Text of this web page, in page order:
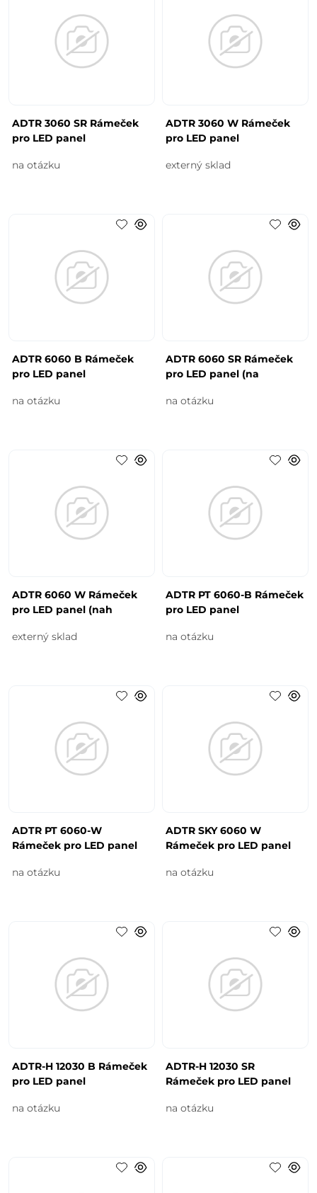
ADTR 3060 SR Rámeček
pro LED panel
na otázku
ADTR 3060 W Rámeček
pro LED panel
externý sklad
ADTR 6060 B Rámeček
pro LED panel
na otázku
ADTR 6060 SR Rámeček
pro LED panel (na
na otázku
ADTR 6060 W Rámeček
pro LED panel (nah
externý sklad
ADTR PT 6060-B Rámeček
pro LED panel
na otázku
ADTR PT 6060-W
Rámeček pro LED panel
na otázku
ADTR SKY 6060 W
Rámeček pro LED panel
na otázku
ADTR-H 12030 B Rámeček
pro LED panel
na otázku
ADTR-H 12030 SR
Rámeček pro LED panel
na otázku